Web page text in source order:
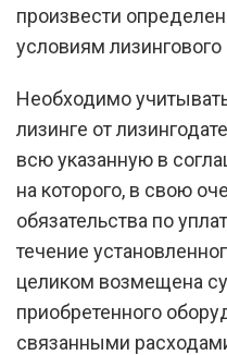
произвести
условиям лизингового
Необходимо
лизинге от
всю указанную в
на которого, в свою
обязательства по
течение
целиком возмещена
приобретенного
связанными